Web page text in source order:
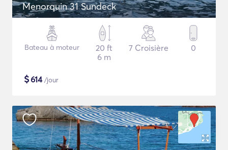
Menorquin 31 Sundeck
Bateau à moteur
20 ft
6 m
7 Croisière 0
$614/jour